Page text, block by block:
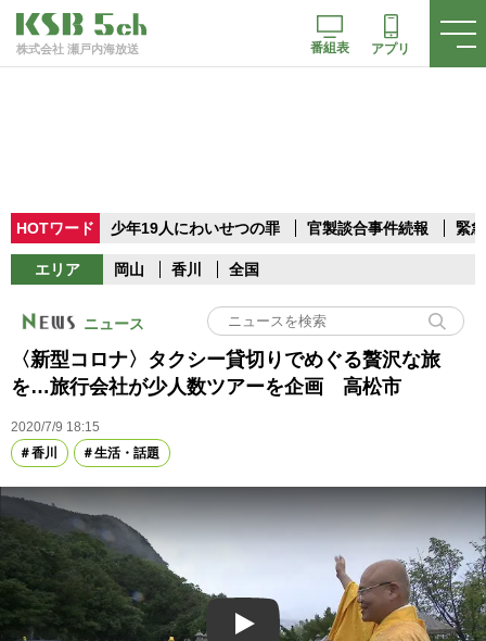
株式会社 瀬戸内海放送 番組表 アプリ
HOTワード 少年19人にわいせつの罪 官製談合事件続報 緊
エリア 岡山 香川 全国
ニュース
〈新型コロナ〉タクシー貸切りでめぐる贅沢な旅
を…旅行会社が少人数ツアーを企画 高松市
2020/7/9 18:15
香川
生活・話題
Play